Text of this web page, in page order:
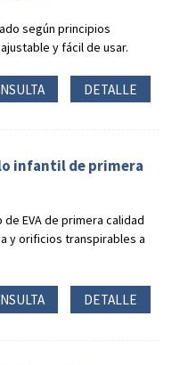
según principios
y fácil de usar.
DETALLE
infantil de primera
EVA de primera calidad
y orificios transpirables a
DETALLE